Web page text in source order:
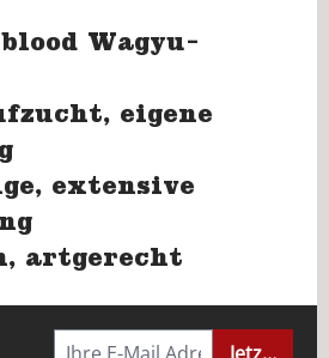
Wagyu-
eigene
extensive
artgerecht